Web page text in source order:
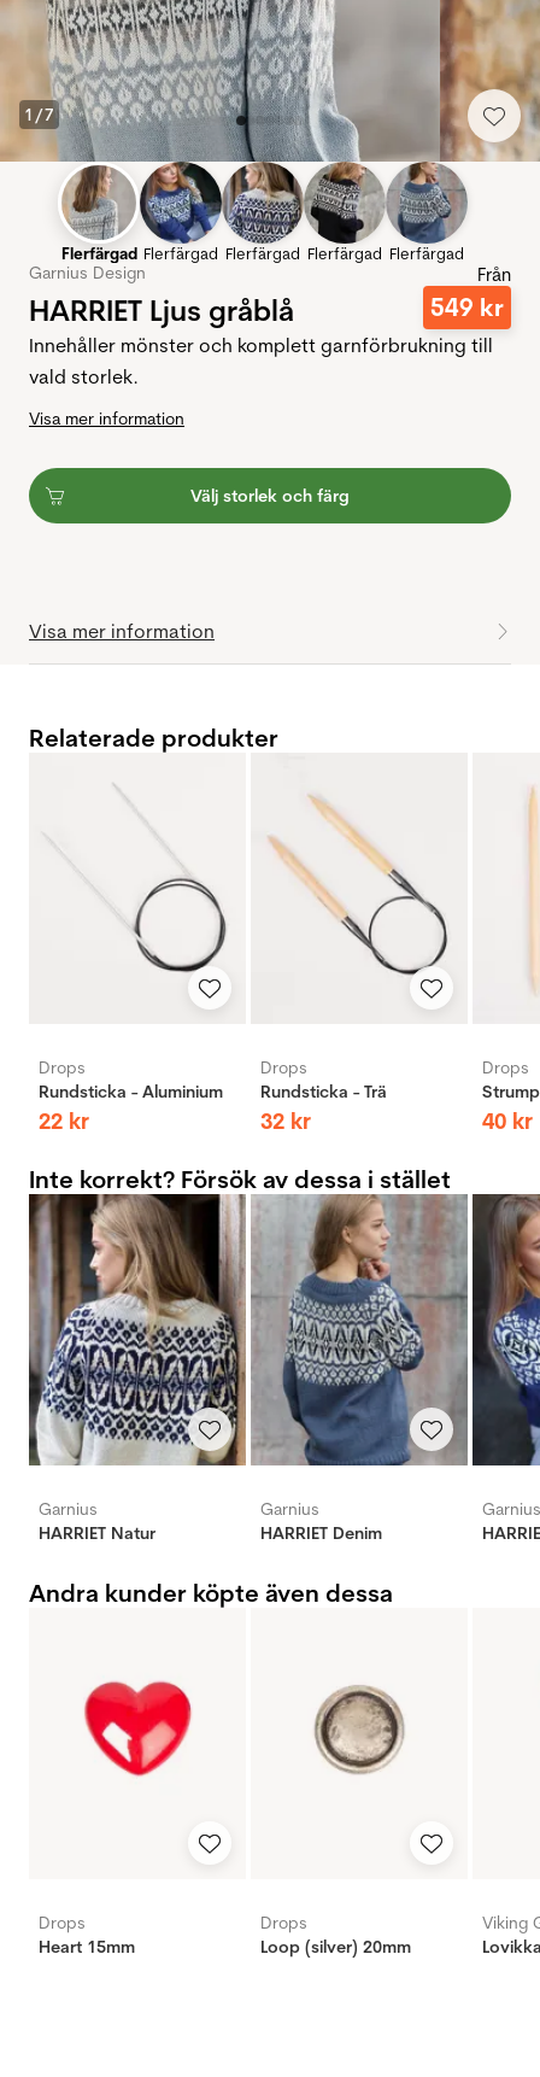
1 /7
Flerfärgad Flerfärgad Flerfärgad Flerfärgad Flerfärgad
Garnius Design
HARRIET Ljus gråblå
Från
549 kr
Innehåller mönster och komplett garnförbrukning till
vald storlek.
Visa mer information
Välj storlek och färg
Visa mer information
Relaterade produkter
Drops
Rundsticka - Aluminium
22 kr
Drops
Rundsticka - Trä
32 kr
Drops
40 kr
Inte korrekt? Försök av dessa i stället
Garnius
HARRIET Natur
Garnius
HARRIET Denim
Garnius
Andra kunder köpte även dessa
Drops
Heart 15mm
Drops
Loop (silver) 20mm
Viking